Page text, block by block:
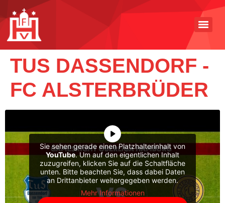
TUS DASSENDORF -
FC ALSTERBRÜDER
Sie sehen gerade einen Platzhalterinhalt von
YouTube. Um auf den eigentlichen Inhalt
zuzugreifen, klicken Sie auf die Schaltfläche
unten. Bitte beachten Sie, dass dabei Daten
an Drittanbieter weitergegeben werden.
Mehr Informationen